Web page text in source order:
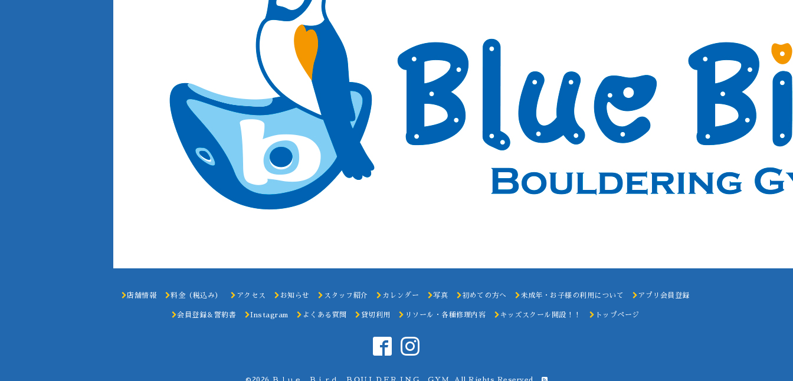
店舗情報 料金（税込み） アクセス お知らせ スタッフ紹介 カレンダー 写真 初めての方へ 未成年・お子様の利用について アプリ会員登録
会員登録＆誓約書 Instagram よくある質問 貸切利用 リソール・各種修理内容 キッズスクール開設！！ トップページ